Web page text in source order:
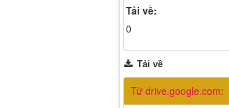
Tải về:
0
Tải về
Từ drive.google.com: